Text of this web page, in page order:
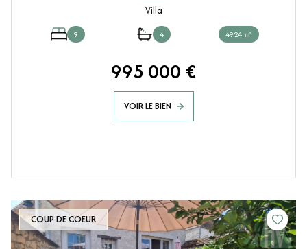
Villa
9 4 4924 ㎡
995 000 €
VOIR LE BIEN
COUP DE COEUR